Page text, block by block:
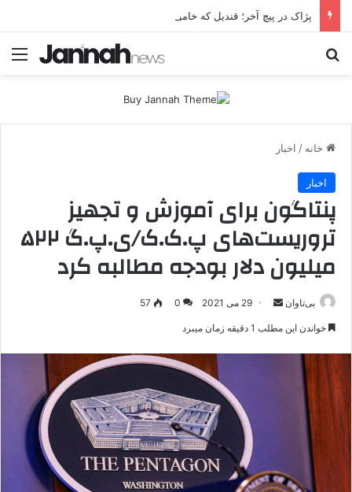
خانه / اخبار
اخبار
پنتاگون برای آموزش و تجهیز
تروریست‌های پ.ک.ک/ی.پ.گ ۵۲۲
میلیون دلار بودجه مطالبه کرد
بی‌تاوان
ر
ل
29 می 2021 0
57
خواندن این مطلب 1 دقیقه زمان میبرد